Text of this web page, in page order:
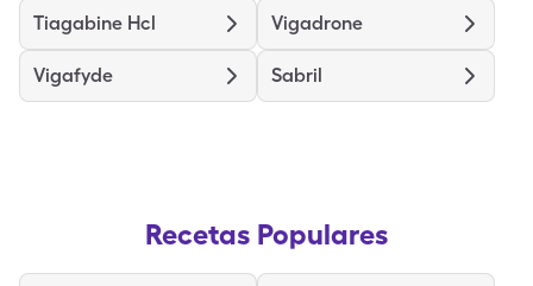
Tiagabine Hcl Vigadrone
Vigafyde Sabril
Recetas Populares